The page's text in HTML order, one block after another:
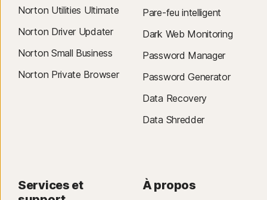
Norton Utilities Ultimate
Norton Driver Updater
Norton Small Business
Norton Private Browser
Pare-feu intelligent
Dark Web Monitoring
Password Manager
Password Generator
Data Recovery
Data Shredder
Services et
À propos